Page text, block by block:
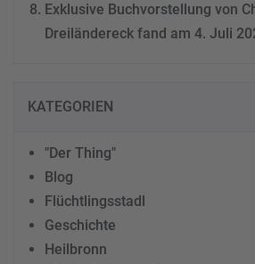
Exklusive Buchvorstellung von
Dreiländereck fand am 4. Juli
KATEGORIEN
"Der Thing"
Blog
Flüchtlingsstadl
Geschichte
Heilbronn